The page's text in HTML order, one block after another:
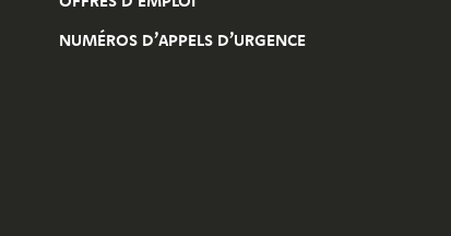
NUMÉROS D’APPELS D’URGENCE